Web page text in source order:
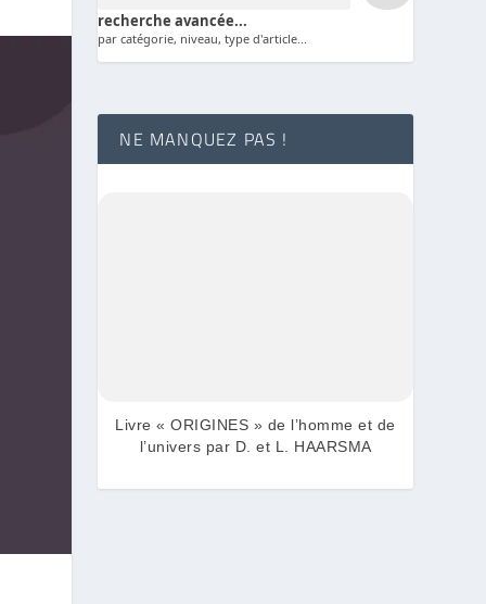
recherche avancée...
par catégorie, niveau, type d'article...
NE MANQUEZ PAS !
Livre « ORIGINES » de l’homme et de
l’univers par D. et L. HAARSMA